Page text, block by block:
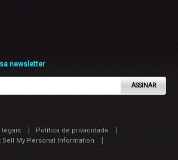
newsletter
ASSINAR
legais | Política de privacidade |
Sell My Personal Information |